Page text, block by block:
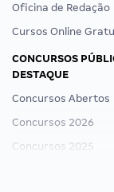
Oficina de Redação
Cursos Online
CONCURSOS
DESTAQUE
Concursos Abertos
Concursos 2026
Concursos 2025